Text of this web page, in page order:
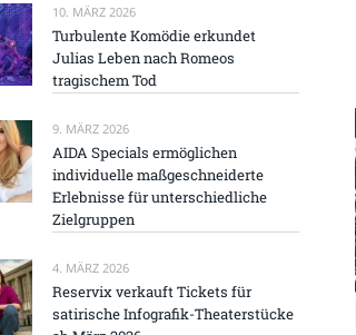
10. MÄRZ 2026
Turbulente Komödie erkundet
Julias Leben nach Romeos
tragischem Tod
9. MÄRZ 2026
AIDA Specials ermöglichen
individuelle maßgeschneiderte
Erlebnisse für unterschiedliche
Zielgruppen
4. MÄRZ 2026
Reservix verkauft Tickets für
satirische Infografik-Theaterstücke